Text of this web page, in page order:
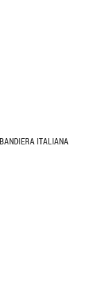
ITALIANA